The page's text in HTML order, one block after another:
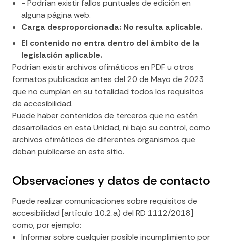
- Podrían existir fallos puntuales de edición en
alguna página web.
Carga desproporcionada: No resulta aplicable.
El contenido no entra dentro del ámbito de la
legislación aplicable.
Podrían existir archivos ofimáticos en PDF u otros
formatos publicados antes del 20 de Mayo de 2023
que no cumplan en su totalidad todos los requisitos
de accesibilidad.
Puede haber contenidos de terceros que no estén
desarrollados en esta Unidad, ni bajo su control, como
archivos ofimáticos de diferentes organismos que
deban publicarse en este sitio.
Observaciones y datos de contacto
Puede realizar comunicaciones sobre requisitos de
accesibilidad [artículo 10.2.a) del RD 1112/2018]
como, por ejemplo:
Informar sobre cualquier posible incumplimiento por